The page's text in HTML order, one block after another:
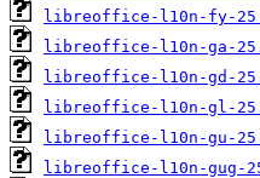
libreoffice-l10n-fy-
libreoffice-l10n-ga-
libreoffice-l10n-gd-
libreoffice-l10n-gl-
libreoffice-l10n-gu-
libreoffice-l10n-gug-